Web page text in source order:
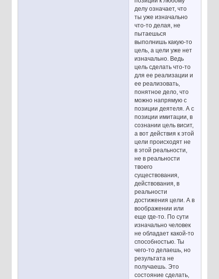
делу означает, что
ты уже изначально
что-то делая, не
пытаешься
выполнишь какую-то
цель, а цели уже нет
изначально. Ведь
цель сделать что-то
для ее реализации и
ее реализовать,
понятное дело, что
можно напрямую с
позиции деятеля. А с
позиции имитации, в
сознании цель висит,
а вот действия к этой
цели происходят не
в этой реальности,
не в реальности
твоего
существования,
действования, в
реальности
достижения цели. А в
воображении или
еще где-то. По сути
изначально человек
не обладает какой-то
способностью. Ты
чего-то делаешь, но
результата не
получаешь. Это
состояние сделать,